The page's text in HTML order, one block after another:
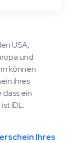
USA,
und
können
ihres
ein
IDL.
Ihres